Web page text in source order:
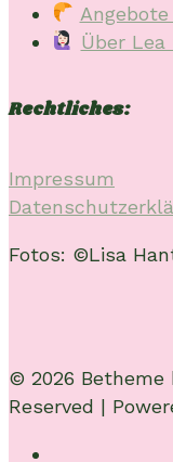
Über
Rechtliches:
Impressum
Fotos: ©Lisa
© 2026 Betheme
Reserved |